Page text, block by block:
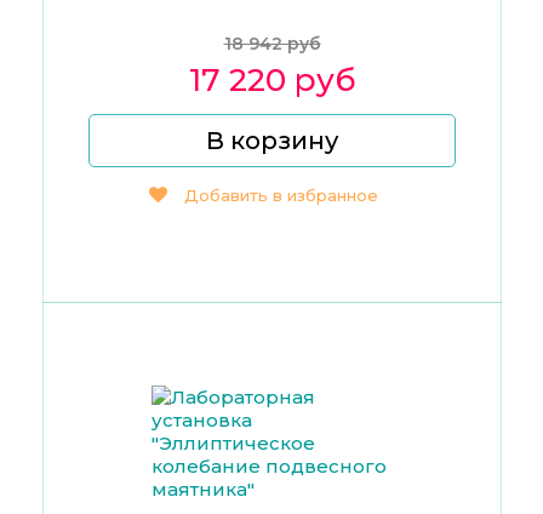
18 942 руб
17 220 руб
В корзину
Добавить в избранное